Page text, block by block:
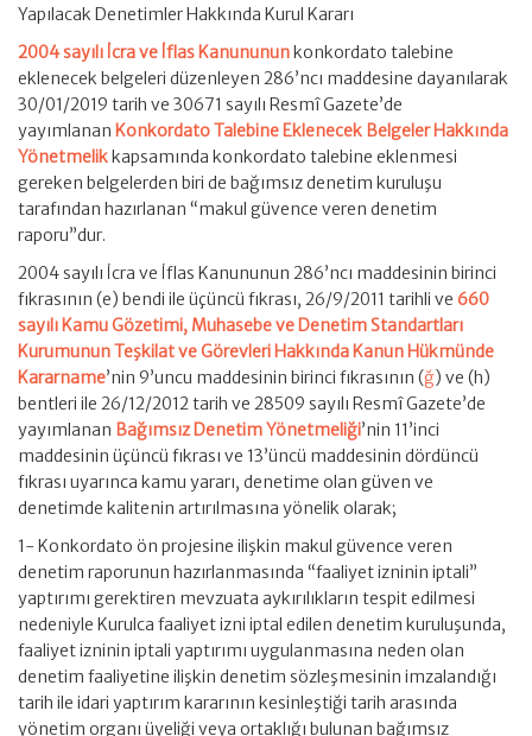
Yapılacak Denetimler Hakkında Kurul Kararı
2004 sayılı İcra ve İflas Kanunununkonkordato talebine
eklenecek belgeleri düzenleyen 286’ncı maddesine dayanılarak
30/01/2019 tarih ve 30671 sayılı Resmî Gazete’de
yayımlanan Konkordato Talebine Eklenecek Belgeler Hakkında
Yönetmelikkapsamında konkordato talebine eklenmesi
gereken belgelerden biri de bağımsız denetim kuruluşu
tarafından hazırlanan “makul güvence veren denetim
raporu”dur.
2004 sayılı İcra ve İflas Kanununun 286’ncı maddesinin birinci
fıkrasının (e) bendi ile üçüncü fıkrası, 26/9/2011 tarihli ve 660
sayılı Kamu Gözetimi, Muhasebe ve Denetim Standartları
Kurumunun Teşkilat ve Görevleri Hakkında Kanun Hükmünde
Kararname’nin 9’uncu maddesinin birinci fıkrasının (ğ) ve (h)
bentleri ile 26/12/2012 tarih ve 28509 sayılı Resmî Gazete’de
yayımlanan Bağımsız Denetim Yönetmeliği’nin 11’inci
maddesinin üçüncü fıkrası ve 13’üncü maddesinin dördüncü
fıkrası uyarınca kamu yararı, denetime olan güven ve
denetimde kalitenin artırılmasına yönelik olarak;
1- Konkordato ön projesine ilişkin makul güvence veren
denetim raporunun hazırlanmasında “faaliyet izninin iptali”
yaptırımı gerektiren mevzuata aykırılıkların tespit edilmesi
nedeniyle Kurulca faaliyet izni iptal edilen denetim kuruluşunda,
faaliyet izninin iptali yaptırımı uygulanmasına neden olan
denetim faaliyetine ilişkin denetim sözleşmesinin imzalandığı
tarih ile idari yaptırım kararının kesinleştiği tarih arasında
yönetim organı üyeliği veya ortaklığı bulunan bağımsız